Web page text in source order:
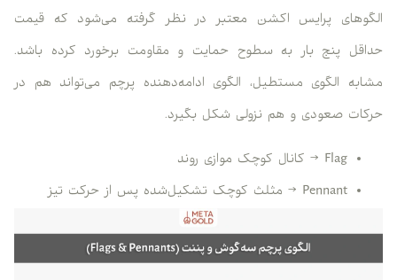
الگوهای پرایس اکشن معتبر در نظر گرفته می‌شود که قیمت
حداقل پنج بار به سطوح حمایت و مقاومت برخورد کرده باشد.
مشابه الگوی مستطیل، الگوی ادامه‌دهنده پرچم می‌تواند هم در
حرکات صعودی و هم نزولی شکل بگیرد.
Flag → کانال کوچک موازی روند
Pennant → مثلث کوچک تشکیل‌شده پس از حرکت تیز